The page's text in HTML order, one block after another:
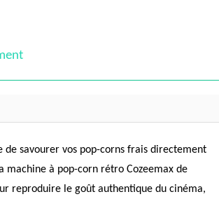
de savourer vos pop-corns frais directement
machine à pop-corn rétro Cozeemax de
reproduire le goût authentique du cinéma,